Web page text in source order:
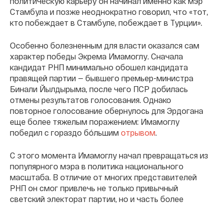
Стамбула и позже неоднократно говорил, что «тот,
кто побеждает в Стамбуле, побеждает в Турции».
Особенно болезненным для власти оказался сам
характер победы Экрема Имамоглу. Сначала
кандидат РНП минимально обошел кандидата
правящей партии — бывшего премьер-министра
Бинали Йылдырыма, после чего ПСР добилась
отмены результатов голосования. Однако
повторное голосование обернулось для Эрдогана
еще более тяжелым поражением: Имамоглу
победил с гораздо бóльшим отрывом.
С этого момента Имамоглу начал превращаться из
популярного мэра в политика национального
масштаба. В отличие от многих представителей
РНП он смог привлечь не только привычный
светский электорат партии, но и часть более